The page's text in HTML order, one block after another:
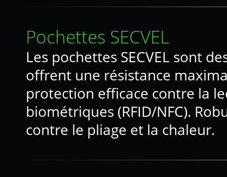
Pochettes SECVEL
Les pochettes SECVEL sont
offrent une résistance
protection efficace contre la
biométriques (RFID/NFC).
contre le pliage et la chaleur.